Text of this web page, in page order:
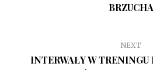
BRZUCHA
NEXT
INTERWAŁY W